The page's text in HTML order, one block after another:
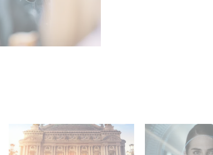
Gaumont et Good Hero
annoncent la suite de
La nouvelle
Gaumont USA